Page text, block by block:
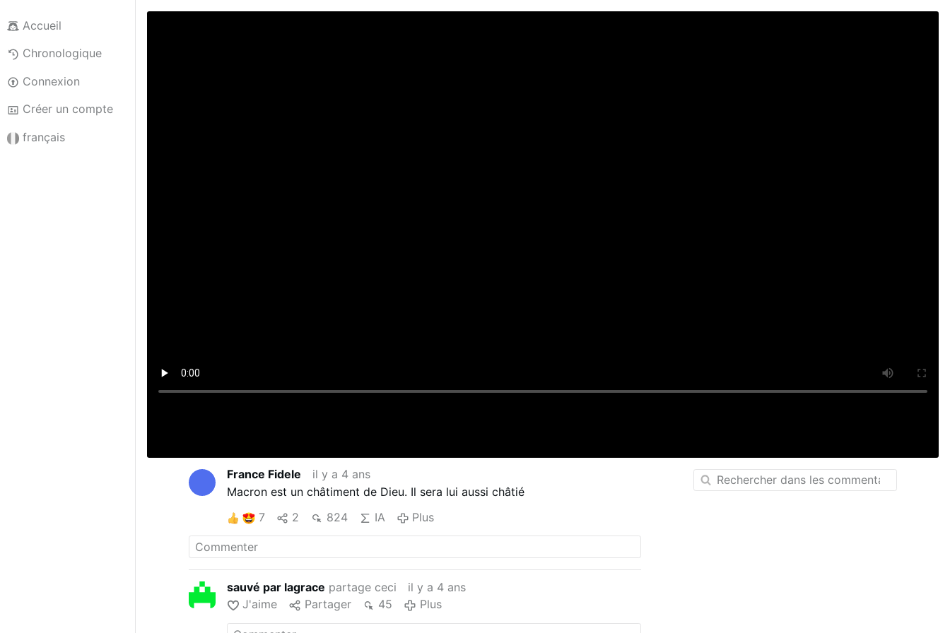
Accueil
Chronologique
Connexion
Créer un compte
français
France Fidele
il y a 4 ans
Macron est un châtiment de Dieu. Il sera lui aussi châtié
7
2 824 IA Plus
sauvé par lagrace partage ceci
il y a 4 ans
J'aime
Partager 45 Plus